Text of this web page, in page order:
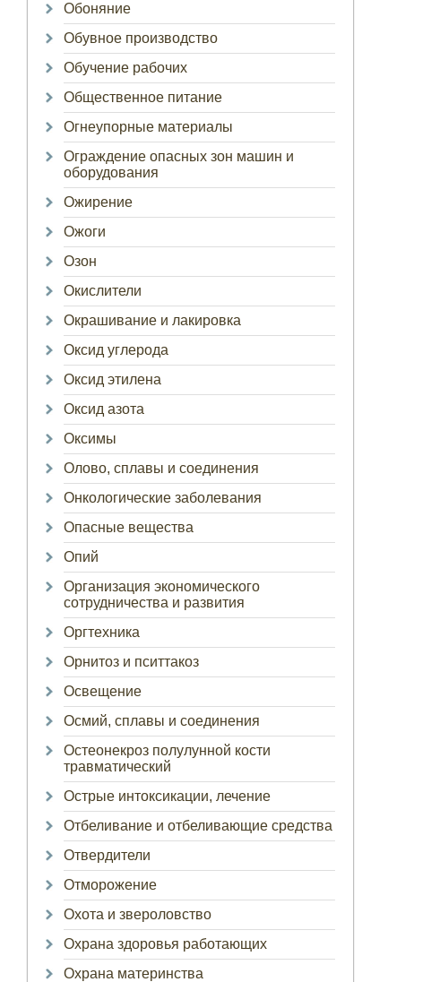
Обоняние
Обувное производство
Обучение рабочих
Общественное питание
Огнеупорные материалы
Ограждение опасных зон машин и
оборудования
Ожирение
Ожоги
Озон
Окислители
Окрашивание и лакировка
Оксид углерода
Оксид этилена
Оксид азота
Оксимы
Олово, сплавы и соединения
Онкологические заболевания
Опасные вещества
Опий
Организация экономического
сотрудничества и развития
Оргтехника
Орнитоз и пситтакоз
Освещение
Осмий, сплавы и соединения
Остеонекроз полулунной кости
травматический
Острые интоксикации, лечение
Отбеливание и отбеливающие средства
Отвердители
Отморожение
Охота и звероловство
Охрана здоровья работающих
Охрана материнства